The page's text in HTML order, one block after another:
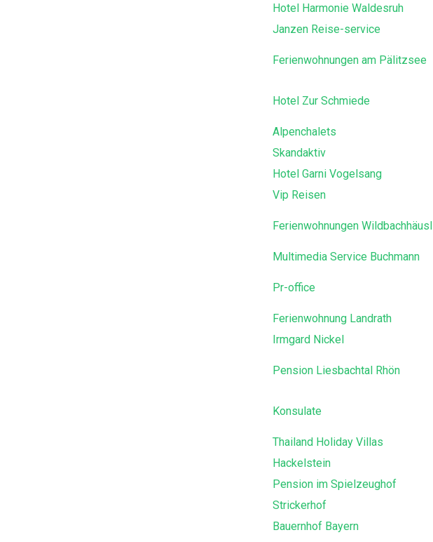
Hotel Harmonie Waldesruh
Janzen Reise-service
Ferienwohnungen am Pälitzsee
Hotel Zur Schmiede
Alpenchalets
Skandaktiv
Hotel Garni Vogelsang
Vip Reisen
Ferienwohnungen Wildbachhäusl
Multimedia Service Buchmann
Pr-office
Ferienwohnung Landrath
Irmgard Nickel
Pension Liesbachtal Rhön
Konsulate
Thailand Holiday Villas
Hackelstein
Pension im Spielzeughof
Strickerhof
Bauernhof Bayern